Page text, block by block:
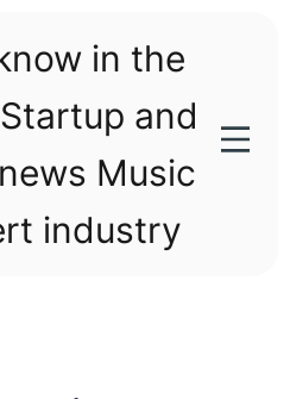
in the
and
Music
industry